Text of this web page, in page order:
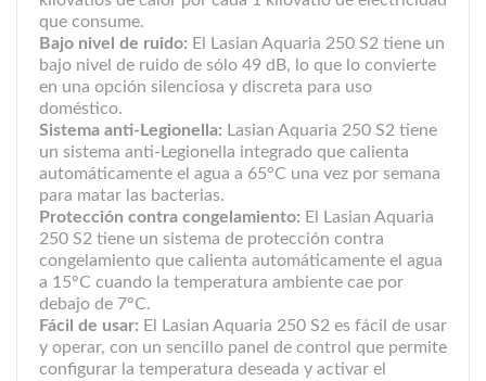
que consume.
Bajo nivel de ruido: El Lasian Aquaria 250 S2 tiene un
bajo nivel de ruido de sólo 49 dB, lo que lo convierte
en una opción silenciosa y discreta para uso
doméstico.
Sistema anti-Legionella: Lasian Aquaria 250 S2 tiene
un sistema anti-Legionella integrado que calienta
automáticamente el agua a 65°C una vez por semana
para matar las bacterias.
Protección contra congelamiento: El Lasian Aquaria
250 S2 tiene un sistema de protección contra
congelamiento que calienta automáticamente el agua
a 15°C cuando la temperatura ambiente cae por
debajo de 7°C.
Fácil de usar: El Lasian Aquaria 250 S2 es fácil de usar
y operar, con un sencillo panel de control que permite
configurar la temperatura deseada y activar el